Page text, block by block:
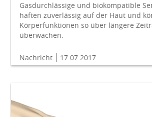
Gasdurchlässige und biokompatible
haften zuverlässig auf der Haut und
Körperfunktionen so über längere
überwachen.
Nachricht 17.07.2017